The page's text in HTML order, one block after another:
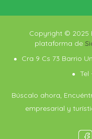
Copyright © 2025
plataforma de
Cra 9 Cs 73 Barrio
Tel
Búscalo ahora,
empresarial y